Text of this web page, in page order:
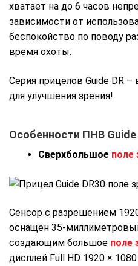
хватает на до 6 часов
зависимости от
беспокойство по поводу
время охоты.
Серия прицелов Guide DR
для улучшения зрения!
Особенности ПНВ Guide
Сверхбольшое поле
Сенсор с разрешением
оснащен 35-
создающим большое поле
дисплей Full HD 1920 ×